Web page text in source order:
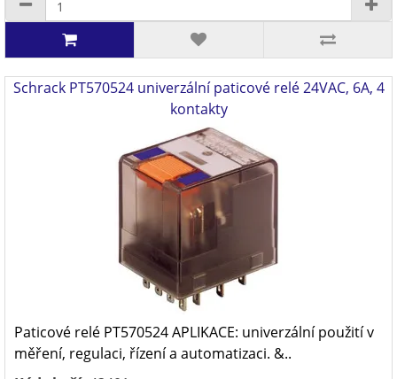
Schrack PT570524 univerzální paticové relé 24VAC, 6A, 4
kontakty
Paticové relé PT570524 APLIKACE: univerzální použití v
měření, regulaci, řízení a automatizaci. &..